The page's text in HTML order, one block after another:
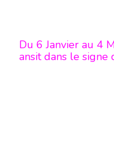
Du 6 Janvier au 4
ansit dans le signe